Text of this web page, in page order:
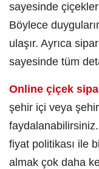
sayesinde
Böylece
ulaşır. Ayrıca
sayesinde tüm
Online çiçek
şehir içi veya
faydalanabilirsiniz.
fiyat politikası ile
almak çok daha